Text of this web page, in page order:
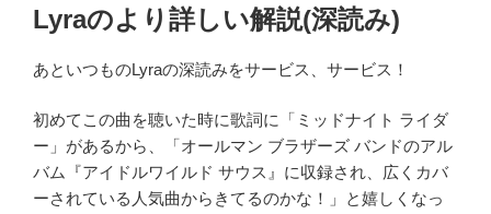
Lyraのより詳しい解説(深読み)
あといつものLyraの深読みをサービス、サービス！
初めてこの曲を聴いた時に歌詞に「ミッドナイト ライダ
ー」があるから、「オールマン ブラザーズ バンドのアル
バム『アイドルワイルド サウス』に収録され、広くカバ
ーされている人気曲からきてるのかな！」と嬉しくなっ